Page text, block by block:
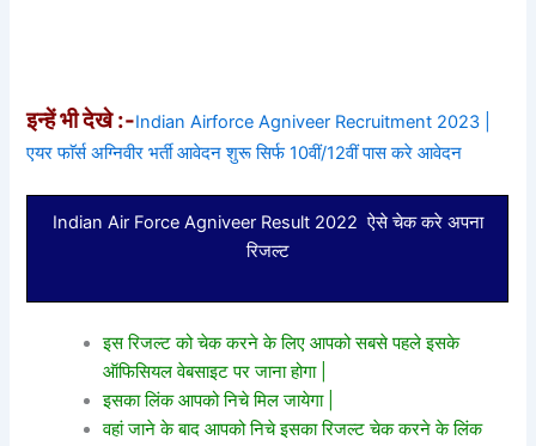
इन्हें भी देखे :-Indian Airforce Agniveer Recruitment 2023 |
एयर फाॅर्स अग्निवीर भर्ती आवेदन शुरू सिर्फ 10वीं/12वीं पास करे आवेदन
Indian Air Force Agniveer Result 2022 ऐसे चेक करे अपना
रिजल्ट
इस रिजल्ट को चेक करने के लिए आपको सबसे पहले इसके
ऑफिसियल वेबसाइट पर जाना होगा |
इसका लिंक आपको निचे मिल जायेगा |
वहां जाने के बाद आपको निचे इसका रिजल्ट चेक करने के लिंक